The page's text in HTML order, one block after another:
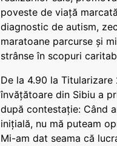
poveste de viață
diagnostic de autism,
maratoane parcurse și
strânse în scopuri
De la 4.90 la Titularizare
învățătoare din Sibiu a
după contestație: Când
inițială, nu mă puteam
Mi-am dat seama că